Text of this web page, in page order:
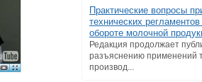
Практические вопросы
технических
обороте молочной
Редакция продолжает
разъяснению применений
производ...